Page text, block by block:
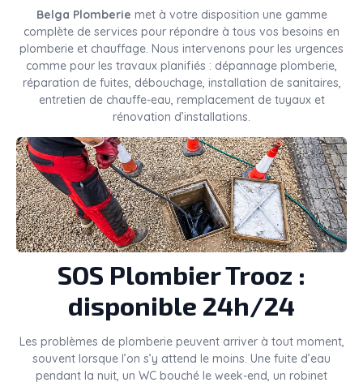
Belga Plomberie met à votre disposition une gamme
complète de services pour répondre à tous vos besoins en
plomberie et chauffage. Nous intervenons pour les urgences
comme pour les travaux planifiés : dépannage plomberie,
réparation de fuites, débouchage, installation de sanitaires,
entretien de chauffe-eau, remplacement de tuyaux et
rénovation d’installations.
SOS Plombier Trooz :
disponible 24h/24
Les problèmes de plomberie peuvent arriver à tout moment,
souvent lorsque l’on s’y attend le moins. Une fuite d’eau
pendant la nuit, un WC bouché le week-end, un robinet